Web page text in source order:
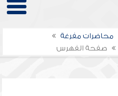
محاضرات مفرغة
صفحة الفهرس